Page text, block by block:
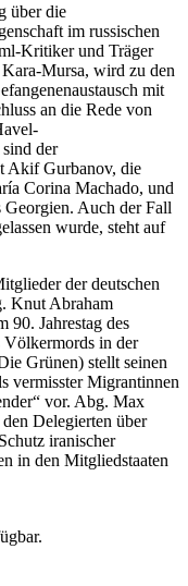
über die
im russischen
Kritiker und Träger
Mursa, wird zu den
mit
an die Rede von
der
Akif Gurbanov, die
Corina Machado, und
Georgien. Auch der Fall
wurde, steht auf
der deutschen
Knut Abraham
90. Jahrestag des
Völkermords in der
Grünen) stellt seinen
vermisster Migrantinnen
vor. Abg. Max
Delegierten über
iranischer
in den Mitgliedstaaten